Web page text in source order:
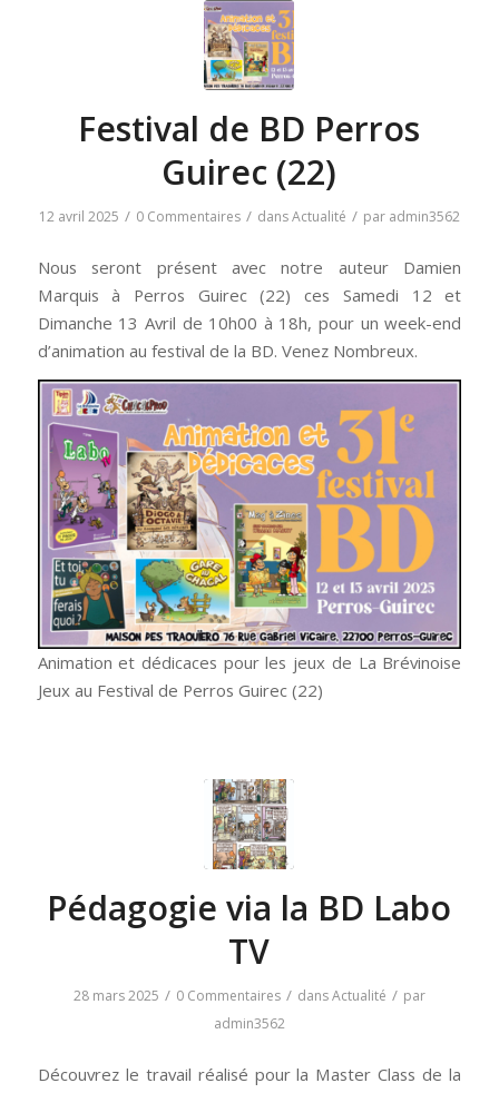
Festival de BD Perros
Guirec (22)
12 avril 2025 / 0 Commentaires / dansActualité / par admin3562
Nous seront présent avec notre auteur Damien
Marquis à Perros Guirec (22) ces Samedi 12 et
Dimanche 13 Avril de 10h00 à 18h, pour un week-end
d’animation au festival de la BD. Venez Nombreux.
Animation et dédicaces pour les jeux de La Brévinoise
Jeux au Festival de Perros Guirec (22)
Pédagogie via la BD Labo
TV
28 mars 2025 / 0 Commentaires / dansActualité / par
admin3562
Découvrez le travail réalisé pour la Master Class de la